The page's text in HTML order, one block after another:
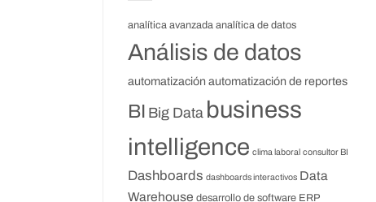
analítica avanzada analítica de datos
Análisis de datos
automatizaciónautomatización de reportes
BI Big Data business
intelligence clima laboral consultor BI
Dashboards dashboards interactivos Data
Warehouse desarrollo de software ERP